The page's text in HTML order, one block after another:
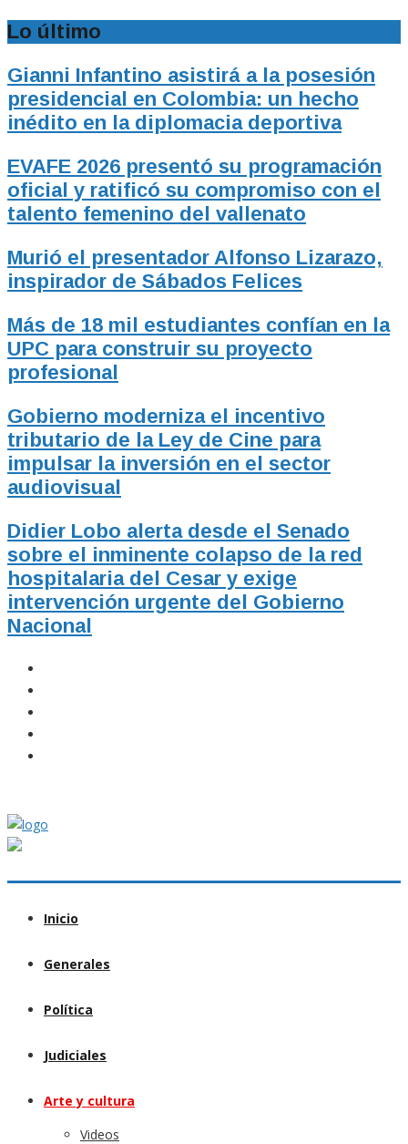
Lo último
Gianni Infantino asistirá a la posesión
presidencial en Colombia: un hecho
inédito en la diplomacia deportiva
EVAFE 2026 presentó su programación
oficial y ratificó su compromiso con el
talento femenino del vallenato
Murió el presentador Alfonso Lizarazo,
inspirador de Sábados Felices
Más de 18 mil estudiantes confían en la
UPC para construir su proyecto
profesional
Gobierno moderniza el incentivo
tributario de la Ley de Cine para
impulsar la inversión en el sector
audiovisual
Didier Lobo alerta desde el Senado
sobre el inminente colapso de la red
hospitalaria del Cesar y exige
intervención urgente del Gobierno
Nacional
Inicio
Generales
Política
Judiciales
Arte y cultura
Videos